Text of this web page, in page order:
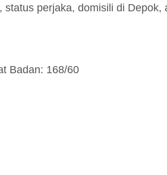
status perjaka, domisili di Depok,
Badan: 168/60